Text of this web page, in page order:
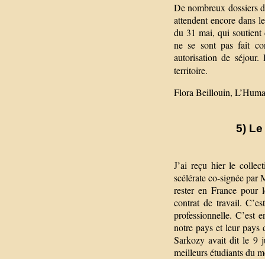
De nombreux dossiers
attendent encore dans
du 31 mai, qui soutient
ne se sont pas fait
autorisation de
territoire.
Flora Beillouin,
5)
J’ai reçu hier le
scélérate co-signée
rester en France pour
contrat de travail.
professionnelle. C’est
notre pays et leur pays
Sarkozy avait dit le 9
meilleurs étudiants du